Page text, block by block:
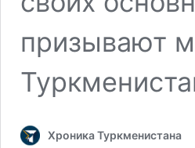
призывают
Хроника Туркменистана